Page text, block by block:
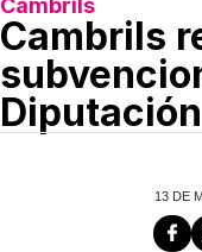
Cambrils
13 DE